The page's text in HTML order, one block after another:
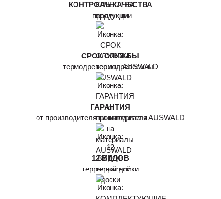
КОНТРОЛЬ КАЧЕСТВА
продукции
СРОК СЛУЖБЫ
термодревесины AUSWALD
ГАРАНТИЯ
от производителя на материалы AUSWALD
12 ВИДОВ
террасной доски